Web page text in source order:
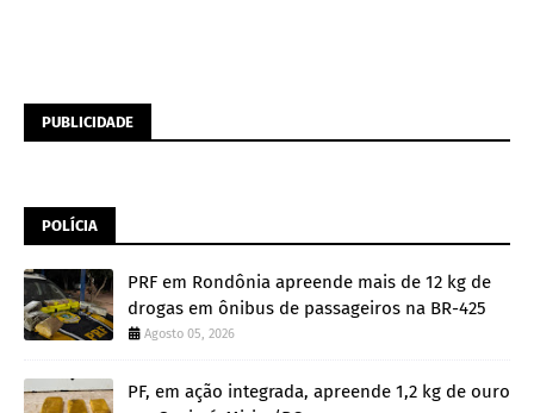
PUBLICIDADE
POLÍCIA
PRF em Rondônia apreende mais de 12 kg de
drogas em ônibus de passageiros na BR-425
Agosto 05, 2026
PF, em ação integrada, apreende 1,2 kg de ouro